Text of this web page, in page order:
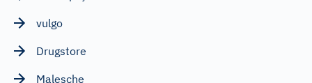
vulgo
Drugstore
Malesche